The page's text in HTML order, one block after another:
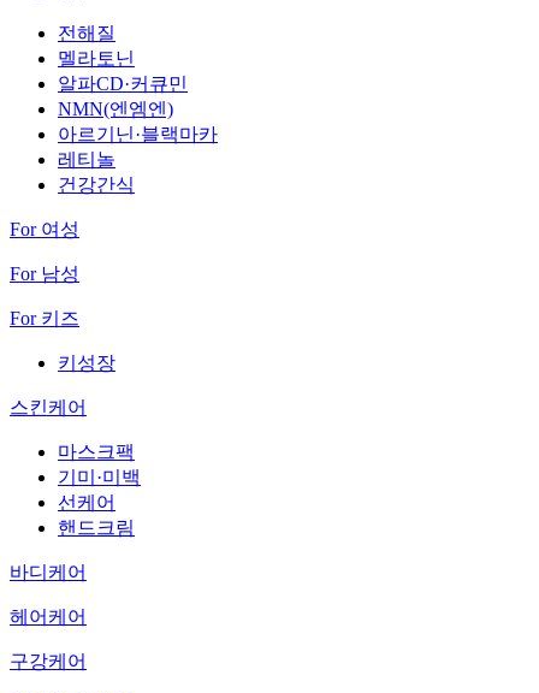
전해질
멜라토닌
알파CD·커큐민
NMN(엔엠엔)
아르기닌·블랙마카
레티놀
건강간식
For 여성
For 남성
For 키즈
키성장
스킨케어
마스크팩
기미·미백
선케어
핸드크림
바디케어
헤어케어
구강케어